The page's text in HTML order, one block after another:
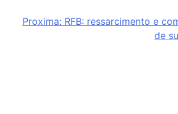
Proxima: RFB: ressarcimento e
de